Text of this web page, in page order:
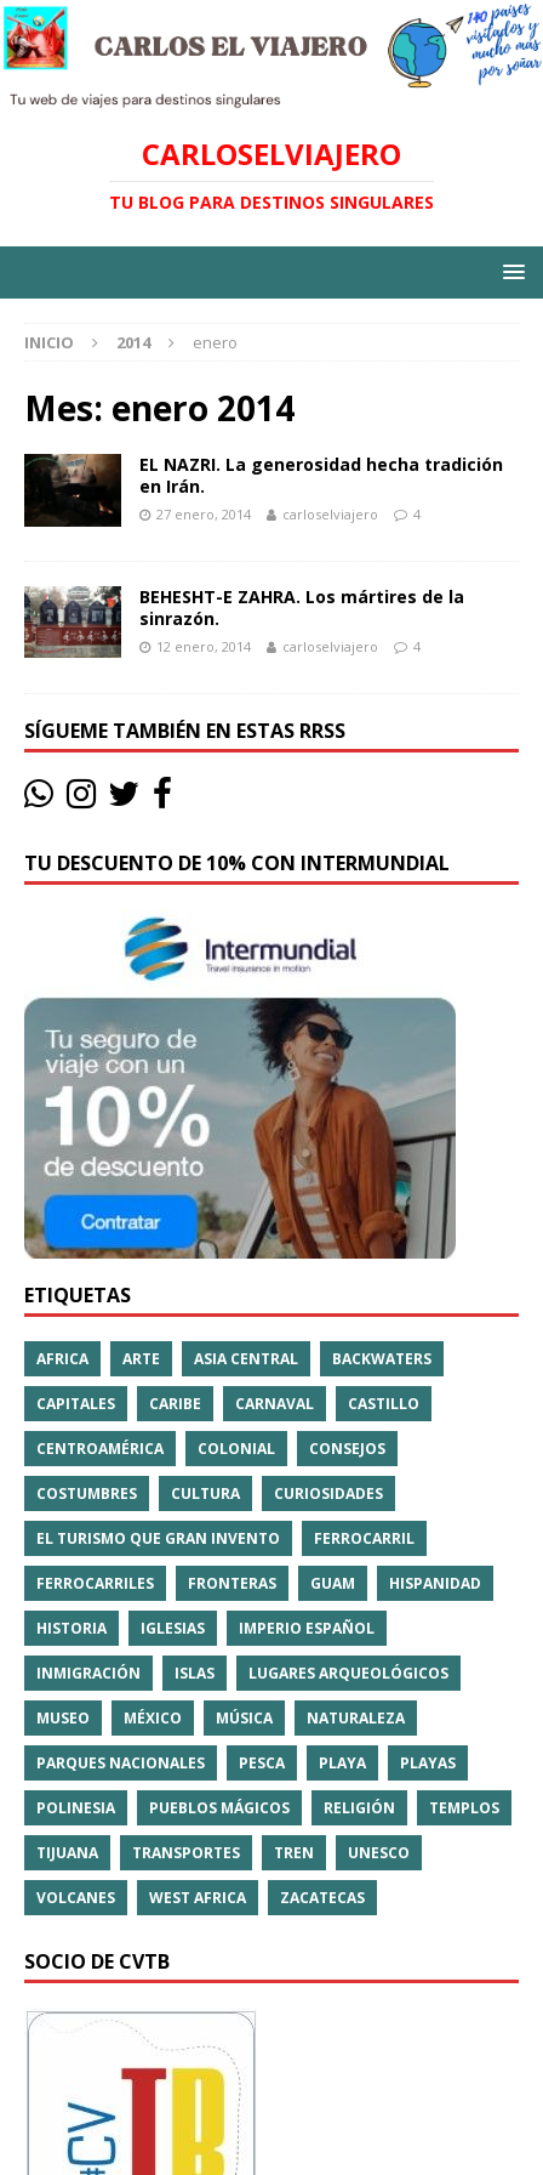
CARLOSELVIAJERO
TU BLOG PARA DESTINOS SINGULARES
INICIO 2014 enero
Mes: enero 2014
EL NAZRI. La generosidad hecha tradición
en Irán.
27 enero, 2014 carloselviajero 4
BEHESHT-E ZAHRA. Los mártires de la
sinrazón.
12 enero, 2014 carloselviajero 4
SÍGUEME TAMBIÉN EN ESTAS RRSS
TU DESCUENTO DE 10% CON INTERMUNDIAL
ETIQUETAS
AFRICA ARTE ASIA CENTRAL BACKWATERS
CAPITALES CARIBE CARNAVAL CASTILLO
CENTROAMÉRICA COLONIAL CONSEJOS
COSTUMBRES CULTURA CURIOSIDADES
EL TURISMO QUE GRAN INVENTO FERROCARRIL
FERROCARRILES FRONTERAS GUAM HISPANIDAD
HISTORIA IGLESIAS IMPERIO ESPAÑOL
INMIGRACIÓN ISLAS LUGARES ARQUEOLÓGICOS
MUSEO MÉXICO MÚSICA NATURALEZA
PARQUES NACIONALES PESCA PLAYA PLAYAS
POLINESIA PUEBLOS MÁGICOS RELIGIÓN TEMPLOS
TIJUANA TRANSPORTES TREN UNESCO
VOLCANES WEST AFRICA ZACATECAS
SOCIO DE CVTB